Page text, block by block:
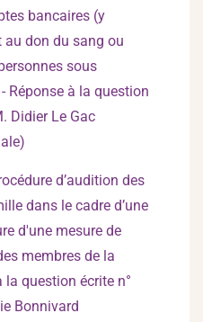
bancaires (y
au don du sang ou
sous
Réponse à la question
Didier Le Gac
d’audition des
dans le cadre d’une
d'une mesure de
membres de la
question écrite n°
Bonnivard